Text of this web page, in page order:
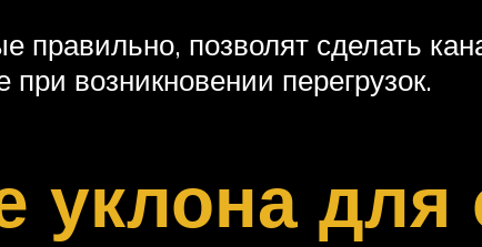
позволят сделать
возникновении перегрузок.
для